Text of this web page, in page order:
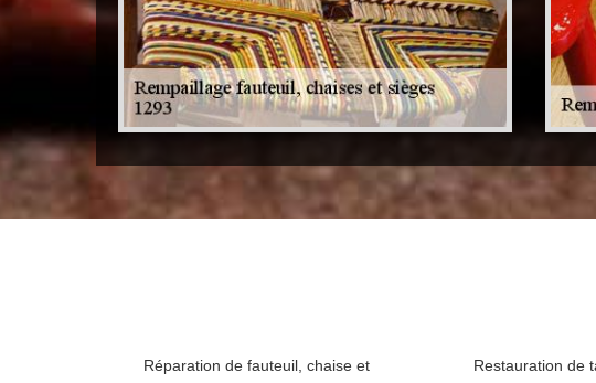
Réparation de fauteuil, chaise et
Restauration de